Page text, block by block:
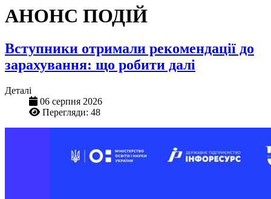
АНОНС ПОДІЙ
Вступники отримали рекомендації до
зарахування: що робити далі
Деталі
06 серпня 2026
Перегляди: 48